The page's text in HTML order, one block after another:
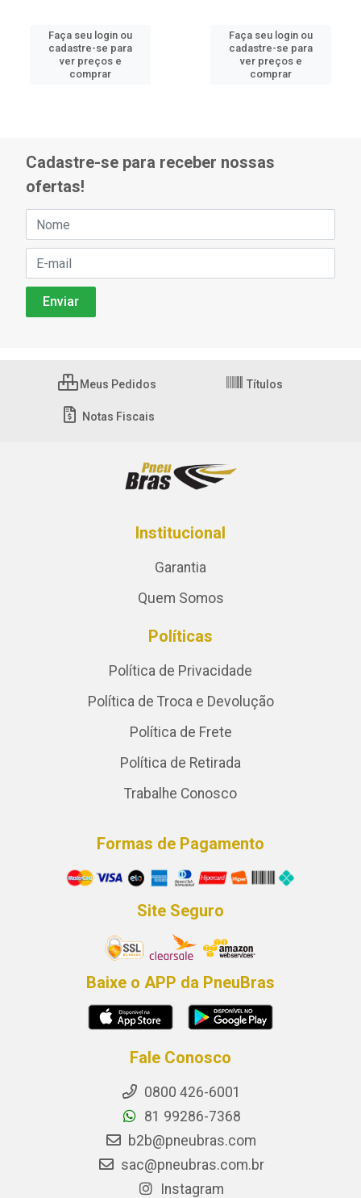
Faça seu login ou
cadastre-se para
ver preços e
comprar
Faça seu login ou
cadastre-se para
ver preços e
comprar
Cadastre-se para receber nossas
ofertas!
Meus Pedidos Títulos
Notas Fiscais
Institucional
Garantia
Quem Somos
Políticas
Política de Privacidade
Política de Troca e Devolução
Política de Frete
Política de Retirada
Trabalhe Conosco
Formas de Pagamento
Site Seguro
Baixe o APP da PneuBras
Fale Conosco
0800 426-6001
81 99286-7368
b2b@pneubras.com
sac@pneubras.com.br
Instagram